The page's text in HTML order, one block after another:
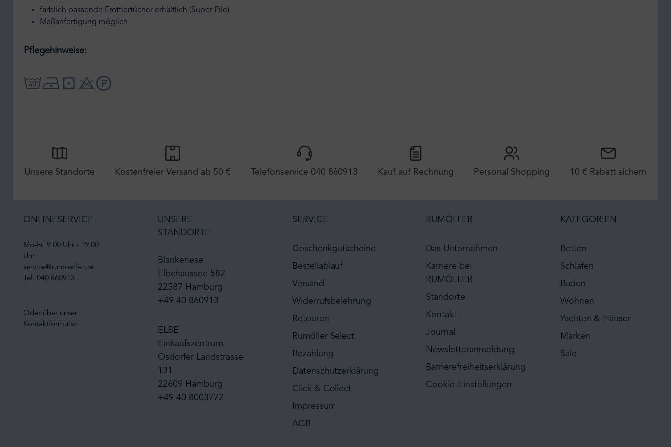
farblich passende Frottiertücher erhältlich (Super Pile)
Maßanfertigung möglich
Pflegehinweise:
Unsere Standorte Kostenfreier Versand ab 50 € Telefonservice 040 860913 Kauf auf Rechnung Personal Shopping 10 € Rabatt sichern
ONLINESERVICE
Mo-Fr. 9.00 Uhr - 19.00
Uhr
service@rumoeller.de
Tel. 040 860913
Oder über unser
Kontaktformular.
UNSERE
STANDORTE
Blankenese
Elbchaussee 582
22587 Hamburg
+49 40 860913
ELBE
Einkaufszentrum
Osdorfer Landstrasse
131
22609 Hamburg
+49 40 8003772
SERVICE
Geschenkgutscheine
Bestellablauf
Versand
Widerrufsbelehrung
Retouren
Rumöller Select
Bezahlung
Datenschutzerklärung
Click & Collect
Impressum
AGB
RUMÖLLER
Das Unternehmen
Karriere bei
RUMÖLLER
Standorte
Kontakt
Journal
Newsletteranmeldung
Barrierefreiheitserklärung
Cookie-Einstellungen
KATEGORIEN
Betten
Schlafen
Baden
Wohnen
Yachten & Häuser
Marken
Sale